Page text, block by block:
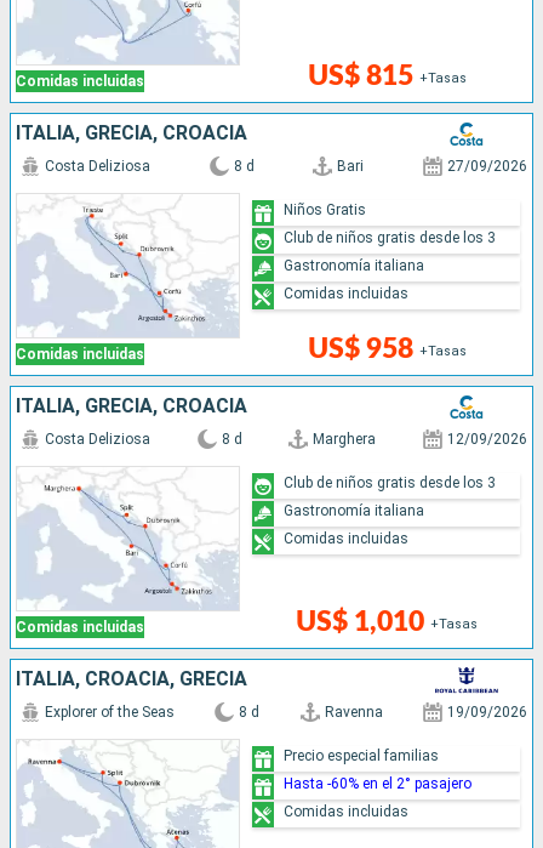
Comidas incluidas US$ 815 +Tasas
ITALIA, GRECIA, CROACIA
Comidas incluidas
Costa Deliziosa 8 d Bari 27/09/2026
US$ 958 +Tasas
Niños Gratis
Club de niños gratis desde los 3
Gastronomía italiana
Comidas incluidas
ITALIA, GRECIA, CROACIA
Comidas incluidas
Costa Deliziosa 8 d Marghera 12/09/2026
US$ 1,010 +Tasas
Club de niños gratis desde los 3
Gastronomía italiana
Comidas incluidas
ITALIA, CROACIA, GRECIA
Explorer of the Seas 8 d Ravenna 19/09/2026
Precio especial familias
Hasta -60% en el 2° pasajero
Comidas incluidas